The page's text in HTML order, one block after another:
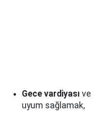
Gece vardiyası ve
uyum sağlamak,